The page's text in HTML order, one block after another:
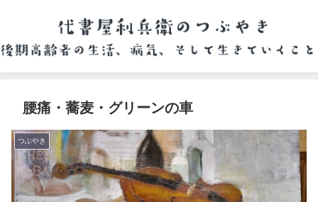
腰痛・蕎麦・グリーンの車
つぶやき